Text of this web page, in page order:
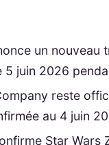
un
juin 2026
reste
au 4 juin
Star Wars